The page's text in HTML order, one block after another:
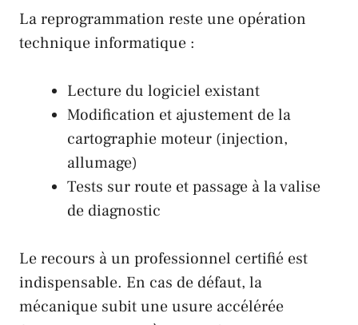
La reprogrammation reste une opération
technique informatique :
Lecture du logiciel existant
Modification et ajustement de la
cartographie moteur (injection,
allumage)
Tests sur route et passage à la valise
de diagnostic
Le recours à un professionnel certifié est
indispensable. En cas de défaut, la
mécanique subit une usure accélérée